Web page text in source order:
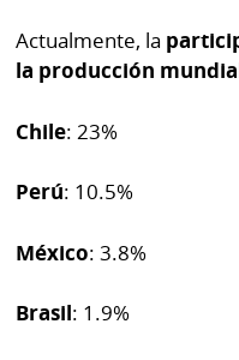
Panamá
Tiquetes
Cero
KM
Corprensa
Club
La
Busca
Hoy
por
⌾
Tal
Actualmente, la
la producción
Chile: 23%
Perú: 10.5%
México: 3.8%
Brasil: 1.9%